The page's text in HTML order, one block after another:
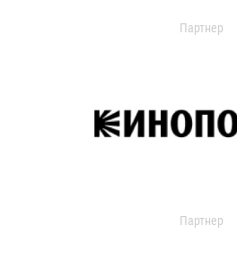
Партнер
Партнер